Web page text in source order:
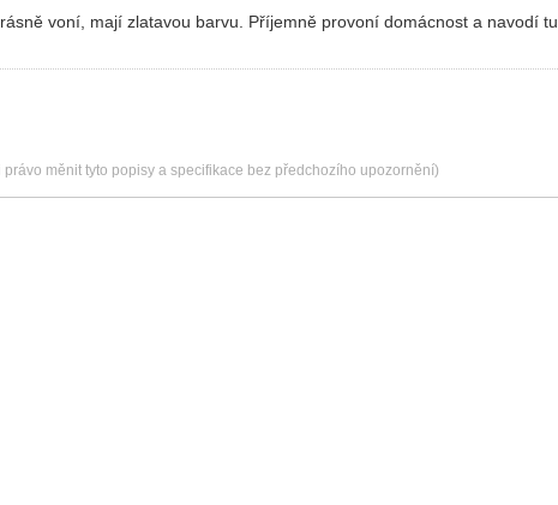
voní, mají zlatavou barvu. Příjemně provoní domácnost a navodí tu
právo měnit tyto popisy a specifikace bez předchozího upozornění)